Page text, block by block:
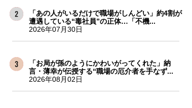
「あの人がいるだけで職場がしんどい」約4割が
遭遇している“毒社員”の正体…「不機...
2026年07月30日
「お局が孫のようにかわいがってくれた」納
言・薄幸が伝授する“職場の厄介者を手なず...
2026年08月02日